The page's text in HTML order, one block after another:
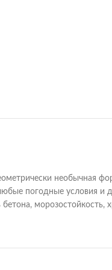
необычная
погодные условия и